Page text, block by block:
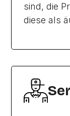
sind, die
diese als